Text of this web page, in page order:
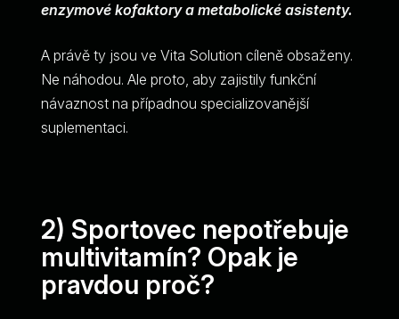
enzymové kofaktory a metabolické asistenty.
A právě ty jsou ve Vita Solution cíleně obsaženy.
Ne náhodou. Ale proto, aby zajistily funkční
návaznost na případnou specializovanější
suplementaci.
2) Sportovec nepotřebuje
multivitamín? Opak je
pravdou proč?